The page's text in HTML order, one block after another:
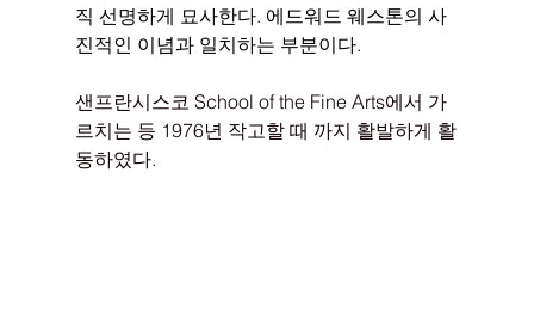
직 선명하게 묘사한다. 에드워드 웨스톤의 사
진적인 이념과 일치하는 부분이다.
샌프란시스코 School of the Fine Arts에서 가
르치는 등 1976년 작고할 때 까지 활발하게 활
동하였다.